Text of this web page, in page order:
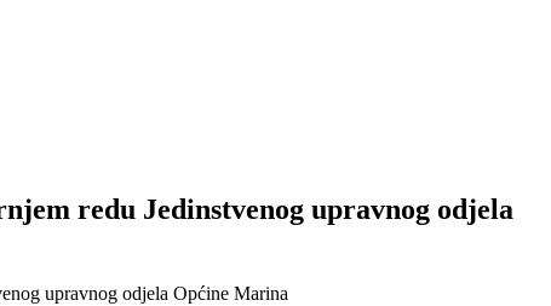
redu Jedinstvenog upravnog odjela
upravnog odjela Općine Marina